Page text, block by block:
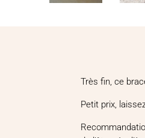
Très fin, ce
Petit prix,